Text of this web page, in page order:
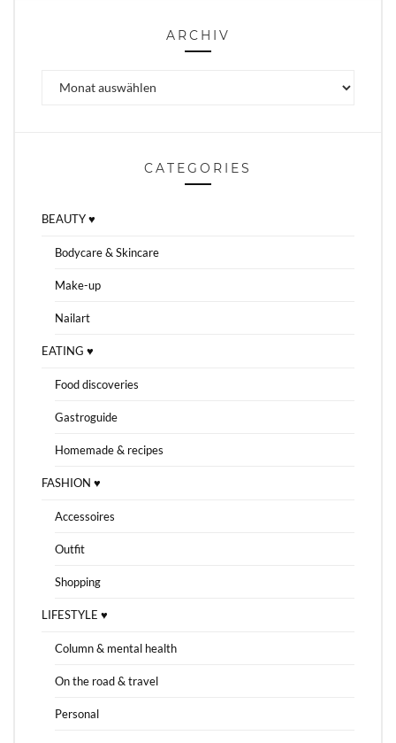
ARCHIV
CATEGORIES
BEAUTY ♥
Bodycare & Skincare
Make-up
Nailart
EATING ♥
Food discoveries
Gastroguide
Homemade & recipes
FASHION ♥
Accessoires
Outfit
Shopping
LIFESTYLE ♥
Column & mental health
On the road & travel
Personal